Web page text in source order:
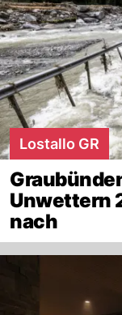
Lostallo GR
Unwettern
nach